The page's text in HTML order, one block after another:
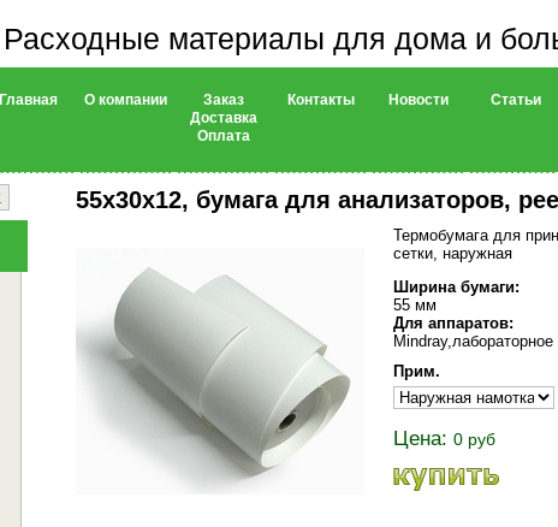
Расходные материалы для дома и
Главная О компании
Заказ
Доставка
Оплата
Контакты Новости Статьи
55х30х12, бумага для анализаторов,
Термобумага для
сетки, наружная
Ширина бумаги:
55 мм
Для аппаратов:
Прим.
Цена:0 руб